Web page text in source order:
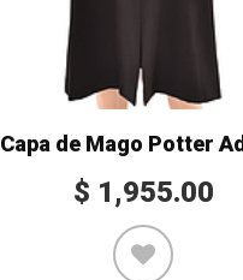
Capa de Mago Potter
$ 1,955.00